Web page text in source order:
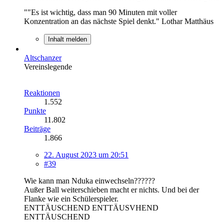
""Es ist wichtig, dass man 90 Minuten mit voller
Konzentration an das nächste Spiel denkt." Lothar Matthäus
Inhalt melden
Altschanzer
Vereinslegende
Reaktionen
1.552
Punkte
11.802
Beiträge
1.866
22. August 2023 um 20:51
#39
Wie kann man Nduka einwechseln??????
Außer Ball weiterschieben macht er nichts. Und bei der
Flanke wie ein Schülerspieler.
ENTTÄUSCHEND ENTTÄUSVHEND
ENTTÄUSCHEND